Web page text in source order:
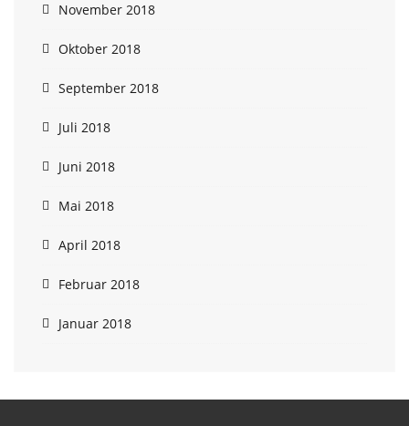
November 2018
Oktober 2018
September 2018
Juli 2018
Juni 2018
Mai 2018
April 2018
Februar 2018
Januar 2018